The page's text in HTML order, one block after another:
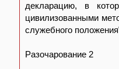
декларацию, в
цивилизованными
служебного
Разочарование 2